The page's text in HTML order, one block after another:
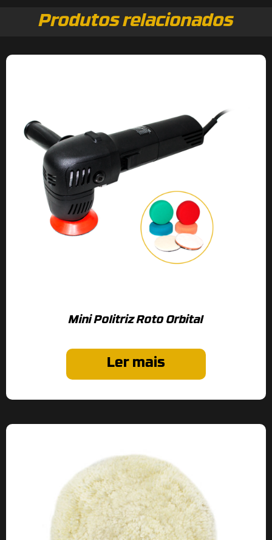
Produtos relacionados
Mini Politriz Roto Orbital
Ler mais